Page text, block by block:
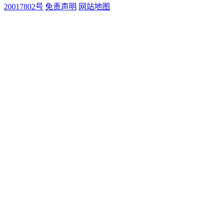
20017802号 免责声明 网站地图